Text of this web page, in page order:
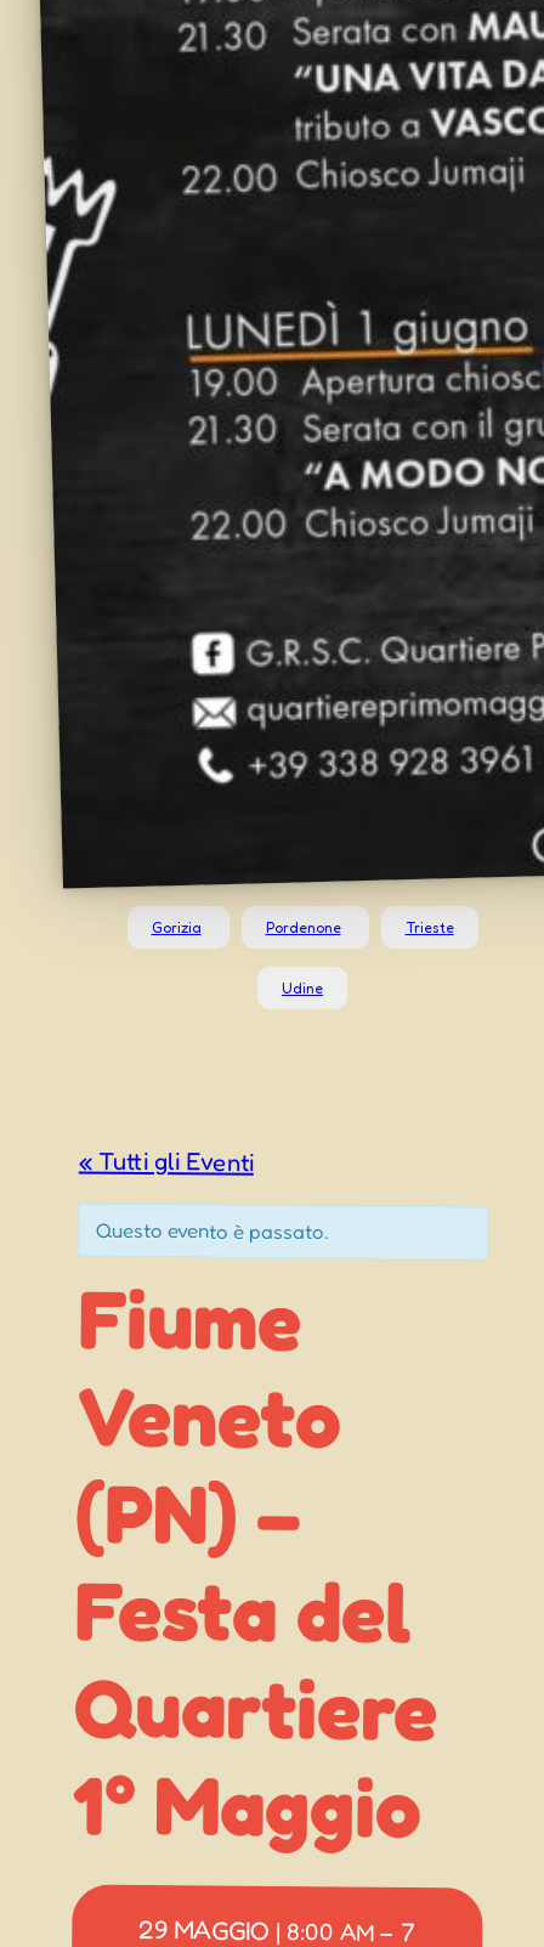
Gorizia Pordenone Trieste
Udine
« Tutti gli Eventi
Questo evento è passato.
Fiume
Veneto
(PN) –
Festa del
Quartiere
1° Maggio
29 MAGGIO | 8:00 AM– 7